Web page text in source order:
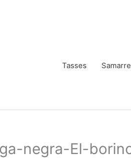
Tasses
negra-El-